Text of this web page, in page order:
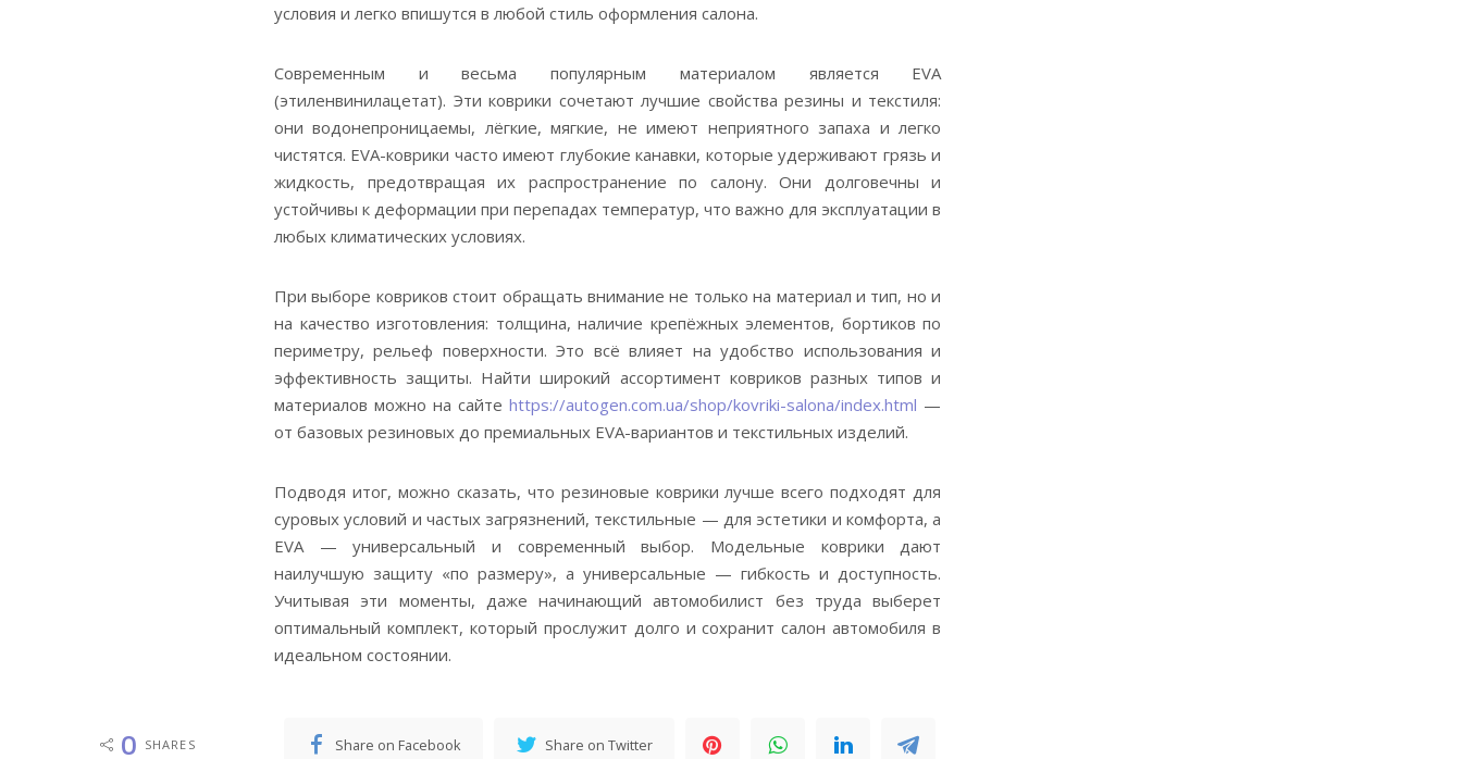
условия и легко впишутся в любой стиль оформления салона.
Современным и весьма популярным материалом является EVA
(этиленвинилацетат). Эти коврики сочетают лучшие свойства резины и текстиля:
они водонепроницаемы, лёгкие, мягкие, не имеют неприятного запаха и легко
чистятся. EVA-коврики часто имеют глубокие канавки, которые удерживают грязь и
жидкость, предотвращая их распространение по салону. Они долговечны и
устойчивы к деформации при перепадах температур, что важно для эксплуатации в
любых климатических условиях.
При выборе ковриков стоит обращать внимание не только на материал и тип, но и
на качество изготовления: толщина, наличие крепёжных элементов, бортиков по
периметру, рельеф поверхности. Это всё влияет на удобство использования и
эффективность защиты. Найти широкий ассортимент ковриков разных типов и
материалов можно на сайтеhttps://autogen.com.ua/shop/kovriki-salona/index.html —
от базовых резиновых до премиальных EVA-вариантов и текстильных изделий.
Подводя итог, можно сказать, что резиновые коврики лучше всего подходят для
суровых условий и частых загрязнений, текстильные — для эстетики и комфорта, а
EVA — универсальный и современный выбор. Модельные коврики дают
наилучшую защиту «по размеру», а универсальные — гибкость и доступность.
Учитывая эти моменты, даже начинающий автомобилист без труда выберет
оптимальный комплект, который прослужит долго и сохранит салон автомобиля в
идеальном состоянии.
0 SHARES Share on Facebook Share on Twitter